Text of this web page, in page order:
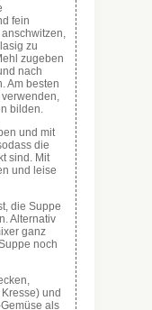
fein
zu
zugeben
nach
Am besten
bilden.
und mit
die
sind. Mit
und leise
die Suppe
Alternativ
ganz
noch
und
als